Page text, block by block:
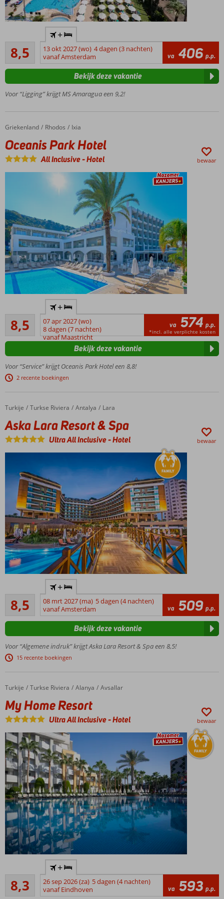
All
Inclusive
boulevard
en het
strand
Een buffet- en
carterestaurant
met
over zee
Op
loopafstand
van hartje
Carihuela
Halfpension
8,5
Aanrader
331
beoordelingen
+
13 okt 2027 (wo) 4 dagen (3 nachten)
vanaf Amsterdam
va 406 p.p.
Voor “Ligging” krijgt MS Amaragua een 9,2!
Bekijk deze vakantie
Home
Griekenland Rhodos Ixia
Oceanis Park Hotel
Oceanis Park Hotel
All Inclusive-Hotel bewaar
strand
en
centrum
Restaurants
en winkels
op
loopafstand
Buffetrestaurant
showcooking
Verblijf
Inclusive
8,5Aanrader
762
beoordelingen
+
07 apr 2027 (wo)
8 dagen (7 nachten)
vanaf Maastricht
va 574 p.p.
*incl. alle verplichte kosten
Voor “Service” krijgt Oceanis Park Hotel een 8,8!
2 recente boekingen
Bekijk deze vakantie
Home
Turkije Turkse Riviera Antalya Lara
Aska Lara Resort & Spa
Aska Lara Resort & Spa
Ultra All Inclusive-Hotel bewaar
sterrenhotel
met privé
zandstrand
Voor de
familievakantie
Elke dag wat te
doen; uitgebreid
animatieprogramma
Adventure
Wet 'N
Wild
voor
ultiem
plezier!
Culinair
genieten in
maar liefst 6 à-
la-
carterestaurants
8,5
Aanrader
556
beoordelingen
+
08 mrt 2027 (ma) 5 dagen (4 nachten)
vanaf Amsterdam
va 509 p.p.
Voor “Algemene indruk” krijgt Aska Lara Resort & Spa een 8,5!
15 recente boekingen
Bekijk deze vakantie
Home
Turkije Turkse Riviera Alanya Avsallar
My Home Resort
My Home Resort
Ultra All Inclusive-Hotel bewaar
Gemoedelijk
familiehotel
met glijbanen,
comfortabele
8,3Zeer goed
379
beoordelingen
+
26 sep 2026 (za) 5 dagen (4 nachten)
vanaf Eindhoven
va 593 p.p.